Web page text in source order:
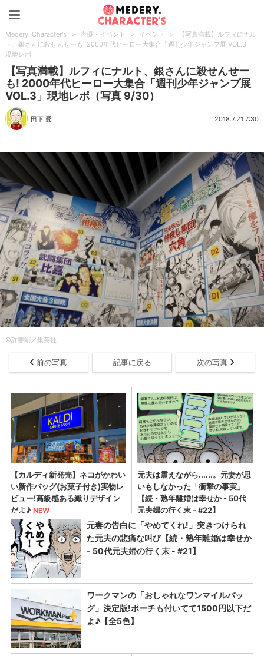
Medery. Character's > 声優・イベント > イベント >
【写真満載】ルフィにナル
ト、銀さんに殺せんせーも! 2000年代ヒーロー大集合「週刊少年ジャンプ展 VOL.3」
現地レポ
【写真満載】ルフィにナルト、銀さんに殺せんせー
も! 2000年代ヒーロー大集合「週刊少年ジャンプ展
VOL.3」現地レポ（写真 9/30）
田下 愛 2018.7.21 7:30
©許斐剛／集英社
前の写真 記事に戻る 次の写真